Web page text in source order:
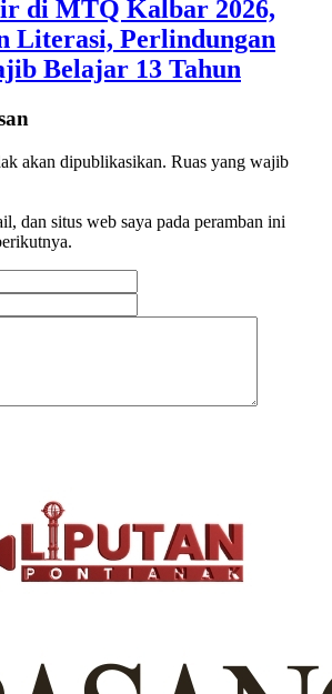
di MTQ Kalbar 2026,
Literasi, Perlindungan
Belajar 13 Tahun
akan dipublikasikan. Ruas yang wajib
dan situs web saya pada peramban ini